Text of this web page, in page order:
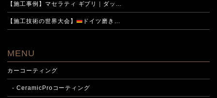
【施工事例】マセラティ ギブリ｜ダッ…
【施工技術の世界大会】 ドイツ磨き…
MENU
カーコーティング
- CeramicProコーティング